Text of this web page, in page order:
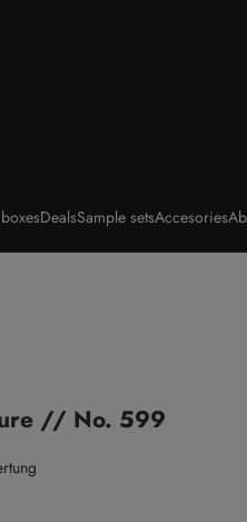
DealsSample setsAccesories
// No. 599